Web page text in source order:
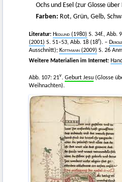
Ochs und Esel (zur Glosse
Farben: Rot, Grün, Gelb,
Literatur: Hedlund (1980) S. 34f., Abb.
(2001) S. 51–53, Abb. 18 (18r). –
Ausschnitt); Kottmann (2009) S. 26
Weitere Materialien im Internet:
Abb. 107: 21v. Geburt Jesu (Glosse
Weihnachten).